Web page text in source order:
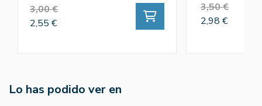
3,00 €
2,55 €
3,50 €
2,98 €
Lo has podido ver en